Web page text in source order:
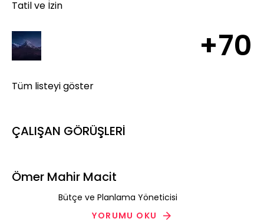
Tatil ve İzin
+70
Tüm listeyi göster
ÇALIŞAN GÖRÜŞLERİ
Ömer Mahir Macit
Bütçe ve Planlama Yöneticisi
YORUMU OKU